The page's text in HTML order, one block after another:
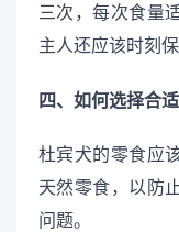
三次，每次食量
主人还应该时刻
四、如何选择合
杜宾犬的零食应
天然零食，以防
问题。